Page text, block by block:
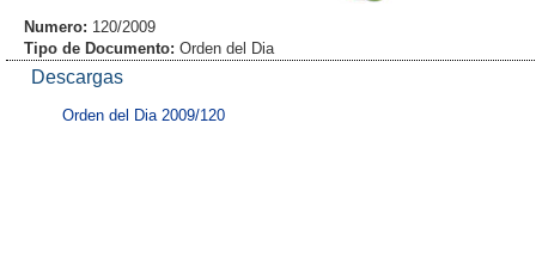
Numero: 120/2009
Tipo de Documento: Orden del Dia
Descargas
Orden del Dia 2009/120